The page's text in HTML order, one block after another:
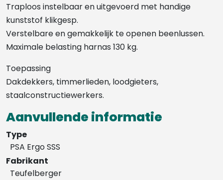
Traploos instelbaar en uitgevoerd met handige
kunststof klikgesp.
Verstelbare en gemakkelijk te openen beenlussen.
Maximale belasting harnas 130 kg.
Toepassing
Dakdekkers, timmerlieden, loodgieters,
staalconstructiewerkers.
Aanvullende informatie
Type
PSA Ergo SSS
Fabrikant
Teufelberger